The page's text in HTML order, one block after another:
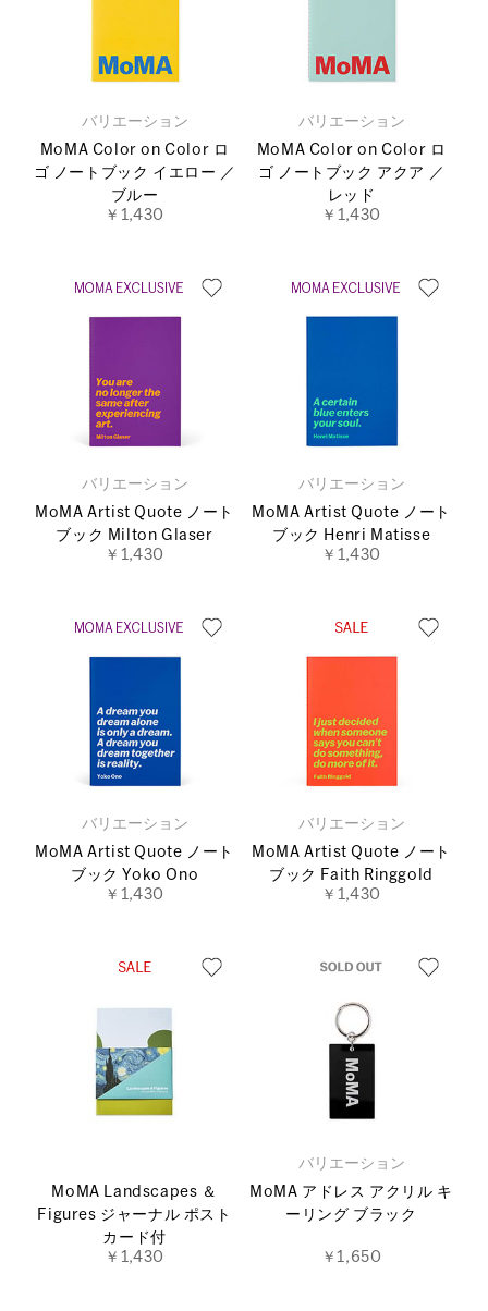
バリエーション
MoMA Color on Color ロ
ゴ ノートブック イエロー ／
ブルー
￥1,430
バリエーション
MoMA Color on Color ロ
ゴ ノートブック アクア ／
レッド
￥1,430
バリエーション
MoMA Artist Quote ノート
ブック Milton Glaser
￥1,430
バリエーション
MoMA Artist Quote ノート
ブック Henri Matisse
￥1,430
バリエーション
MoMA Artist Quote ノート
ブック Yoko Ono
￥1,430
バリエーション
MoMA Artist Quote ノート
ブック Faith Ringgold
￥1,430
MoMA Landscapes ＆
Figures ジャーナル ポスト
カード付
￥1,430
バリエーション
MoMA アドレス アクリル キ
ーリング ブラック
￥1,650